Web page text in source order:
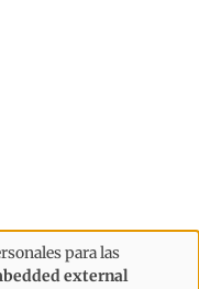
para las
external